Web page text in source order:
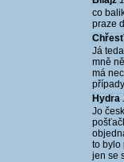
co
praze
Já
mně
má
Hydra
Jo
to bylo
jen se